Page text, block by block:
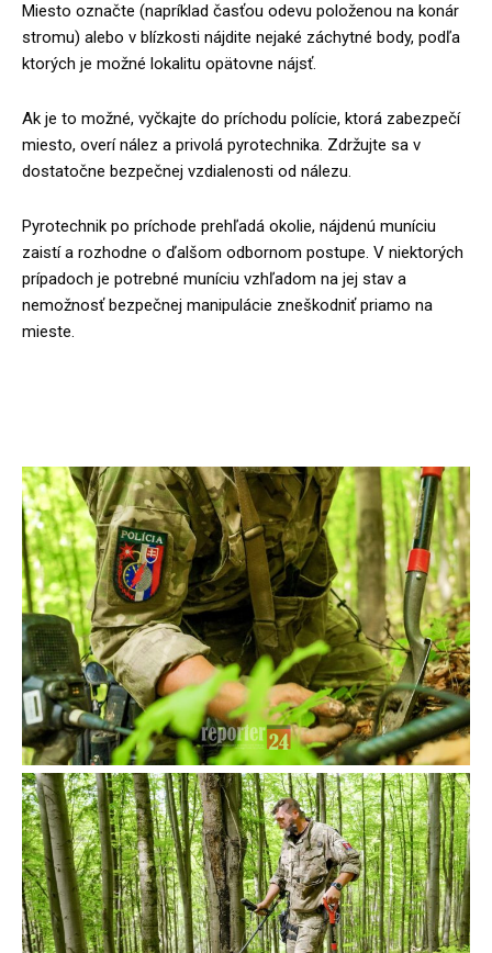
Miesto označte (napríklad časťou odevu položenou na konár
stromu) alebo v blízkosti nájdite nejaké záchytné body, podľa
ktorých je možné lokalitu opätovne nájsť.
Ak je to možné, vyčkajte do príchodu polície, ktorá zabezpečí
miesto, overí nález a privolá pyrotechnika. Zdržujte sa v
dostatočne bezpečnej vzdialenosti od nálezu.
Pyrotechnik po príchode prehľadá okolie, nájdenú muníciu
zaistí a rozhodne o ďalšom odbornom postupe. V niektorých
prípadoch je potrebné muníciu vzhľadom na jej stav a
nemožnosť bezpečnej manipulácie zneškodniť priamo na
mieste.